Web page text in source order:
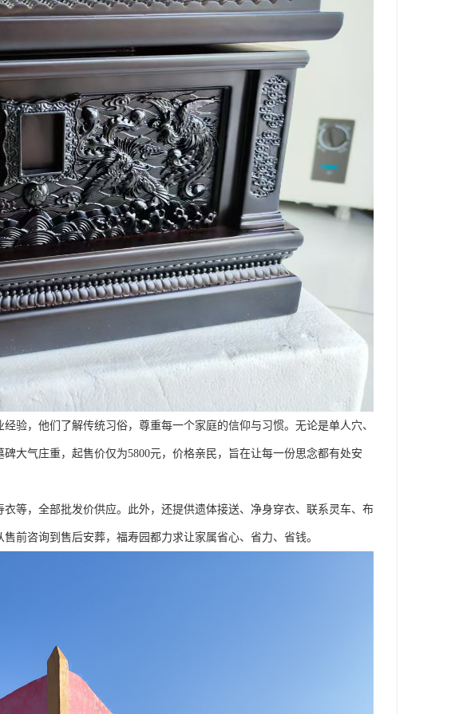
验，他们了解传统习俗，尊重每一个家庭的信仰与习惯。无论是单人穴、
大气庄重，起售价仅为5800元，价格亲民，旨在让每一份思念都有处安
等，全部批发价供应。此外，还提供遗体接送、净身穿衣、联系灵车、布
前咨询到售后安葬，福寿园都力求让家属省心、省力、省钱。